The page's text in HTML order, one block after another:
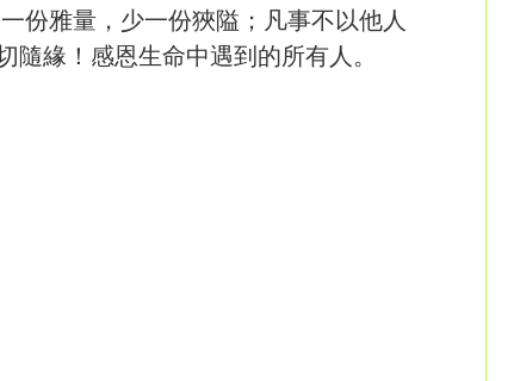
份雅量，少一份狹隘；凡事不以他人
緣！感恩生命中遇到的所有人。